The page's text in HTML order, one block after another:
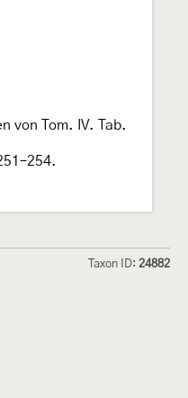
von Tom. IV. Tab.
Taxon ID: 24882